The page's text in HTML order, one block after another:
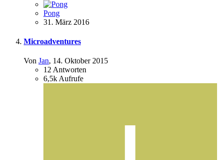
Pong
31. März 2016
Microadventures
Von Jan, 14. Oktober 2015
12 Antworten
6,5k Aufrufe